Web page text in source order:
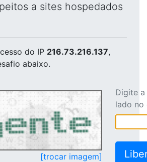
a sites hospedados
do IP 216.73.216.137,
abaixo.
[trocar imagem]
Digite
lado no